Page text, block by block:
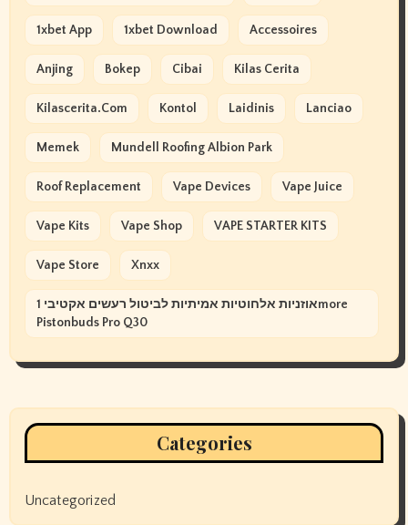
1xbet App 1xbet Download Accessoires
Anjing Bokep Cibai Kilas Cerita
Kilascerita.com Kontol Laidinis Lanciao
Memek Mundell Roofing Albion Park
Roof Replacement Vape Devices Vape Juice
Vape Kits Vape Shop VAPE STARTER KITS
Vape Store Xnxx
אוזניות אלחוטיות אמיתיות לביטול רעשים אקטיבי 1more
Pistonbuds Pro Q30
Categories
Uncategorized